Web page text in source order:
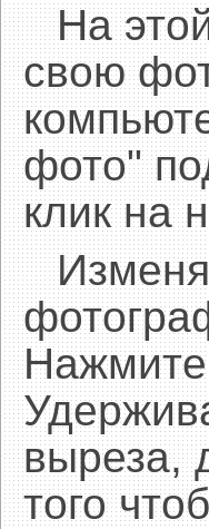
На
свою
фото"
клик на
выреза,
того